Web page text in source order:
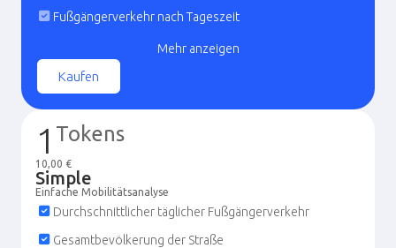
Fußgängerverkehr nach Tageszeit
Fußgängerverkehr nach Wochentag
Fußgängerverkehr nach Monat
Fußgängerverkehr nach Bewegungsgrund
Nahegelegene Straßen mit dem höchsten
Verkehrsaufkommen
Bevölkerung nach Geschlecht und Alter
Gewerbliche Marker nach Typ
Mehr anzeigen
Kaufen
1 Tokens
10,00 €
Simple
Einfache Mobilitätsanalyse
Durchschnittlicher täglicher Fußgängerverkehr
Gesamtbevölkerung der Straße